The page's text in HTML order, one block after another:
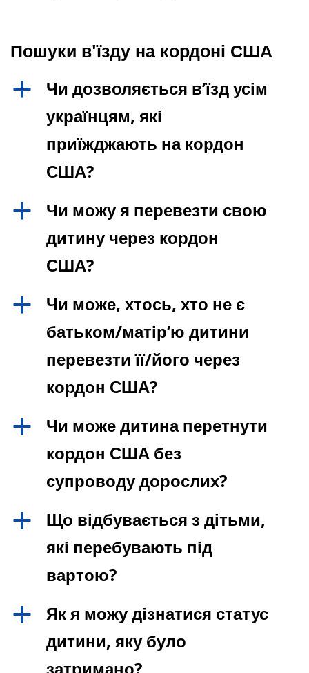
Пошуки в'їзду на кордоні США
a
Чи дозволяється в’їзд усім
українцям, які
приїжджають на кордон
США?
a
Чи можу я перевезти свою
дитину через кордон
США?
a
Чи може, хтось, хто не є
батьком/матір’ю дитини
перевезти її/його через
кордон США?
a
Чи може дитина перетнути
кордон США без
супроводу дорослих?
a
Що відбувається з дітьми,
які перебувають під
вартою?
a
Як я можу дізнатися статус
дитини, яку було